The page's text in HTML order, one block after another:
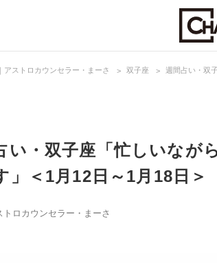
アストロカウンセラー・まーさ 双子座 週間占い・双
い・双子座「忙しいなが
」＜1月12日～1月18日＞
トロカウンセラー・まーさ